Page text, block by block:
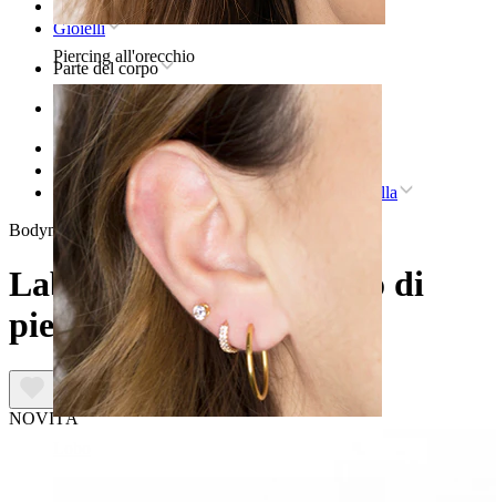
Piercing all'orecchio
Home
Gioielli
Parte del corpo
Orecchio
Helix
Gioielli in titanio per piercing helix
Labret in titanio con trio di pietre a forma di stella
Bodymod Trend
Labret in titanio con trio di
pietre a forma di stella
NOVITÁ